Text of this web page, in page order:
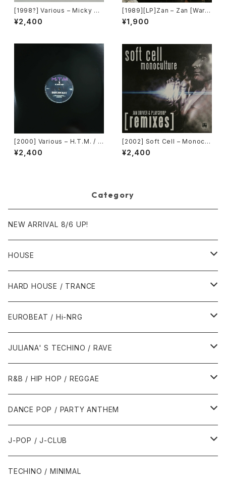
[1998?] Various – Micky Re
cords Vol.41 [Micky Recor
ds.][PROMO]
¥2,400
[1989][LP]Zan – Zan [Warn
er Bros. Records]
¥1,900
[2000] Various – H.T.M. / B
ack To The "Disco" ~私もD
iscoへ連れていって~ Reques
¥2,400
[2002] Soft Cell – Monocul
ture (Jan Driver & Playgrou
p Remixes) [3 Lanka]
¥2,400
Category
NEW ARRIVAL 8/6 UP!
HOUSE
1980年代
1987年・以前
1988年
1990年代
1990年
1991年
2000年代
2000年
2001年
2010年代
2010年
2011年
HARD HOUSE / TRANCE
1990年代
1994年・以前
1995年
2000年代
2000年
2001年
EUROBEAT / Hi-NRG
1980年代
1986年・以前
1987年
1990年代
1990年
1991年
2000年代
JULIANA' S TECHINO / RAVE
1990年代
1990年
1991年
2000年代
2000年
2001年
R&B / HIP HOP / REGGAE
1980年代
1985年・以前
1986年
1990年代
1990年
2000年代
DANCE POP / PARTY ANTHEM
1980年代
1988年・以前
1990年代
J-POP / J-CLUB
1980年代
TECHINO / MINIMAL